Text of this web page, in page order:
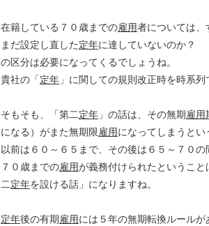
在籍している７０歳までの雇用者については、
まだ設定し直した定年に達していないのか？
の区分は必要になってくるでしょうね。
貴社の「定年 」に関しての規則改正時を時系列
そもそも、「第二定年 」の話は、その無期雇用
になる）がまた無期限雇用になってしまうとい
以前は６０～６５まで、その後は６５～７０の
７０歳までの雇用が義務付けられたというこ
二定年を設ける話」になりますね。
定年後の有期雇用には５年の無期転換ルールが